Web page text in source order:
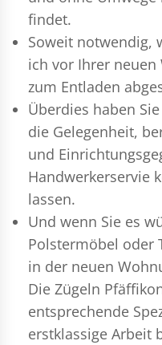
findet.
Soweit notwendig,
ich vor Ihrer neuen
zum Entladen
Überdies haben
die Gelegenheit,
und
Handwerkerservie
lassen.
Und wenn Sie es
Polstermöbel oder
in der neuen
Die Zügeln
entsprechende
erstklassige Arbeit